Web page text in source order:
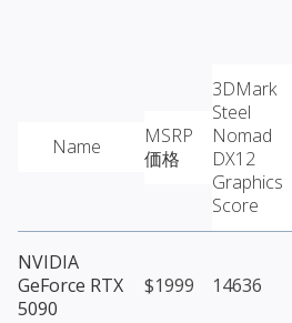
Name
MSRP
価格
3DMark
Steel
Nomad
DX12
Graphics
Score
NVIDIA
GeForce RTX
5090
$1999 14636